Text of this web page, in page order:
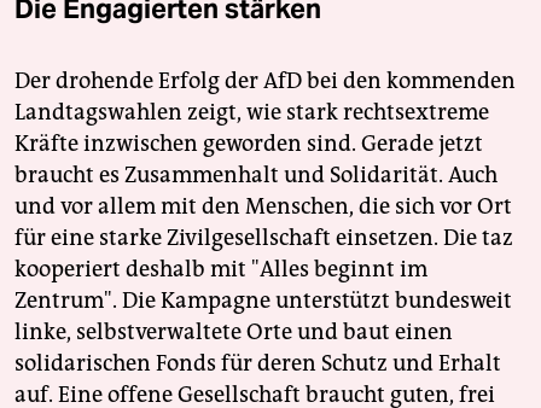
Die Engagierten stärken
Der drohende Erfolg der AfD bei den kommenden
Landtagswahlen zeigt, wie stark rechtsextreme
Kräfte inzwischen geworden sind. Gerade jetzt
braucht es Zusammenhalt und Solidarität. Auch
und vor allem mit den Menschen, die sich vor Ort
für eine starke Zivilgesellschaft einsetzen. Die taz
kooperiert deshalb mit "Alles beginnt im
Zentrum". Die Kampagne unterstützt bundesweit
linke, selbstverwaltete Orte und baut einen
solidarischen Fonds für deren Schutz und Erhalt
auf. Eine offene Gesellschaft braucht guten, frei